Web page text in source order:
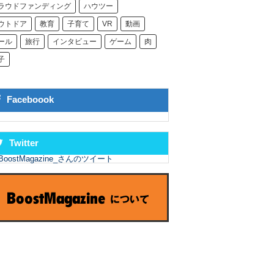
ウドファンディング ハウツー
トドア 教育 子育て VR 動画
ル 旅行 インタビュー ゲーム 肉
Faceboook
Twitter
さんのツイート